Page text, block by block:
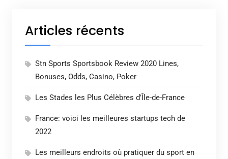
Articles récents
Stn Sports Sportsbook Review 2020 Lines,
Bonuses, Odds, Casino, Poker
Les Stades les Plus Célèbres d’Île-de-France
France: voici les meilleures startups tech de
2022
Les meilleurs endroits où pratiquer du sport en